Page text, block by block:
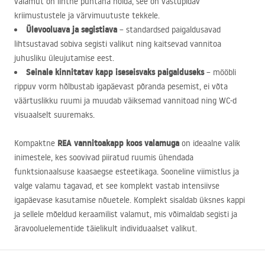
kriimustustele ja värvimuutuste tekkele.
Ülevooluava ja segistiava – standardsed paigaldusavad
lihtsustavad sobiva segisti valikut ning kaitsevad vannitoa
juhusliku üleujutamise eest.
Seinale kinnitatav kapp iseseisvaks paigalduseks– mööbli
rippuv vorm hõlbustab igapäevast põranda pesemist, ei võta
väärtuslikku ruumi ja muudab väiksemad vannitoad ning WC-d
visuaalselt suuremaks.
Kompaktne REA vannitoakapp koos valamuga on ideaalne valik
inimestele, kes soovivad piiratud ruumis ühendada
funktsionaalsuse kaasaegse esteetikaga. Sooneline viimistlus ja
valge valamu tagavad, et see komplekt vastab intensiivse
igapäevase kasutamise nõuetele. Komplekt sisaldab üksnes kappi
ja sellele mõeldud keraamilist valamut, mis võimaldab segisti ja
äravooluelementide täielikult individuaalset valikut.